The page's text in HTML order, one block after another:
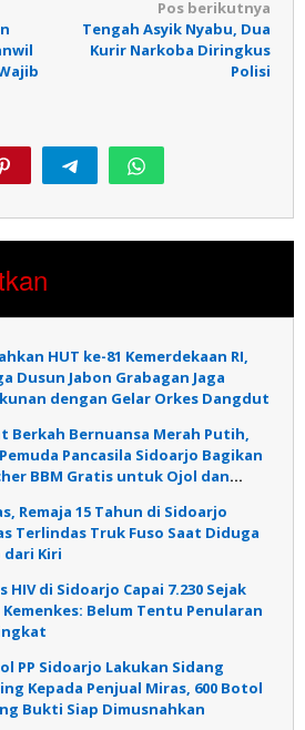
Pos berikutnya
Tengah Asyik Nyabu, Dua
Kurir Narkoba Diringkus
Polisi
HUT ke-81 Kemerdekaan RI,
Dusun Jabon Grabagan Jaga
dengan Gelar Orkes Dangdut
Berkah Bernuansa Merah Putih,
Pemuda Pancasila Sidoarjo Bagikan
BBM Gratis untuk Ojol dan
Remaja 15 Tahun di Sidoarjo
Terlindas Truk Fuso Saat Diduga
dari Kiri
HIV di Sidoarjo Capai 7.230 Sejak
Kemenkes: Belum Tentu Penularan
PP Sidoarjo Lakukan Sidang
Kepada Penjual Miras, 600 Botol
Bukti Siap Dimusnahkan